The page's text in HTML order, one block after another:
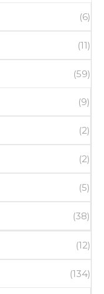
(6)
(11)
(59)
(9)
(2)
(2)
(5)
(38)
(12)
(134)